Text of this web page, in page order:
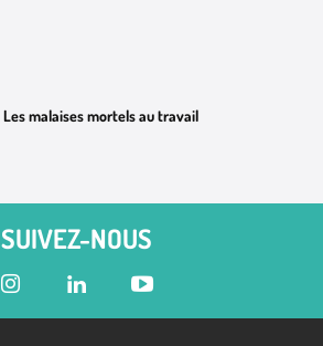
Les malaises mortels au travail
SUIVEZ-NOUS